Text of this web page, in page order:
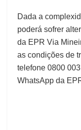
Dada a
poderá sofrer
da EPR Via
as condições de
telefone 0800
WhatsApp da